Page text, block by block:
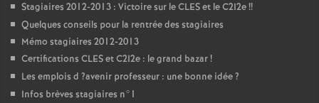
Stagiaires 2012-2013 : Victoire sur leCLESet le C2I2e!!
Quelques conseils pour la rentrée des stagiaires
Mémo stagiaires 2012-2013
Certifications CLESet C2I2e : le grand bazar!
Les emplois d ?avenir professeur : une bonne idée?
Infos brèves stagiaires n°1